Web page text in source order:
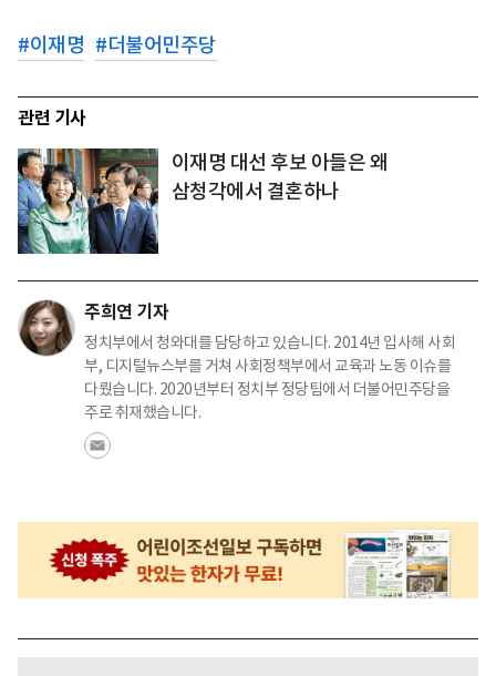
#이재명 #더불어민주당
관련 기사
이재명 대선 후보 아들은 왜
삼청각에서 결혼하나
주희연 기자
정치부에서 청와대를 담당하고 있습니다. 2014년 입사해 사회
부, 디지털뉴스부를 거쳐 사회정책부에서 교육과 노동 이슈를
다뤘습니다. 2020년부터 정치부 정당팀에서 더불어민주당을
주로 취재했습니다.